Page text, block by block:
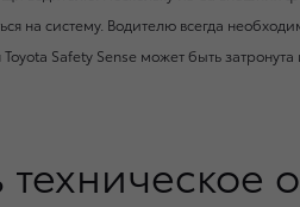
на систему. Водителю всегда
Safety Sense может быть